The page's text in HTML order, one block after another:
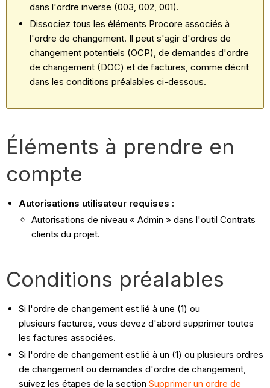
dans l'ordre inverse (003, 002, 001).
Dissociez tous les éléments Procore associés à
l'ordre de changement. Il peut s'agir d'ordres de
changement potentiels (OCP), de demandes d'ordre
de changement (DOC) et de factures, comme décrit
dans les conditions préalables ci-dessous.
Éléments à prendre en
compte
Autorisations utilisateur requises :
Autorisations de niveau « Admin » dans l'outil Contrats
clients du projet.
Conditions préalables
Si l'ordre de changement est lié à une (1) ou
plusieurs factures, vous devez d'abord supprimer toutes
les factures associées.
Si l'ordre de changement est lié à un (1) ou plusieurs ordres
de changement ou demandes d'ordre de changement,
suivez les étapes de la sectionSupprimer un ordre de